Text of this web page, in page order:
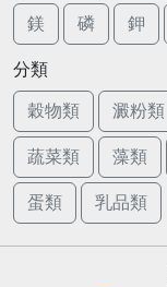
鎂 磷 鉀
分類
穀物類 澱粉類
蔬菜類 藻類
蛋類 乳品類